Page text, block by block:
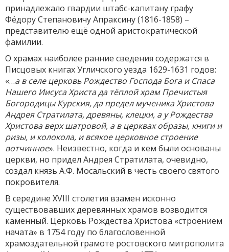
принадлежало гвардии штабс-капитану графу
Фёдору Степановичу Апраксину (1816-1858) –
представителю ещё одной аристократической
фамилии.
О храмах наиболее ранние сведения содержатся в
Писцовых книгах Угличского уезда 1629-1631 годов:
«…а в селе церковь Рождество Господа Бога и Спаса
Нашего Иисуса Христа да тёплой храм Пречистыя
Богородицы Курския, да предел мученика Христова
Андрея Стратилата, древяны, клецки, а у Рождества
Христова верх шатровой, а в церквах образы, книги и
ризы, и колокола, и всякое церковное строение
вотчинное». Неизвестно, когда и кем были основаны
церкви, но придел Андрея Стратилата, очевидно,
создал князь А.Ф. Мосальский в честь своего святого
покровителя.
В середине XVIII столетия взамен исконно
существовавших деревянных храмов возводится
каменный. Церковь Рождества Христова «строением
начата» в 1754 году по благословенной
храмоздательной грамоте ростовского митрополита